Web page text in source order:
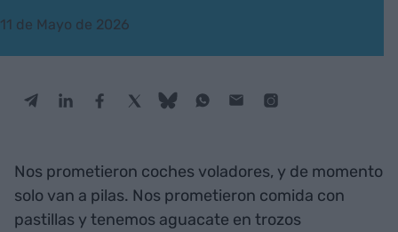
11 de Mayo de 2026
Nos prometieron coches voladores, y de momento
solo van a pilas. Nos prometieron comida con
pastillas y tenemos aguacate en trozos